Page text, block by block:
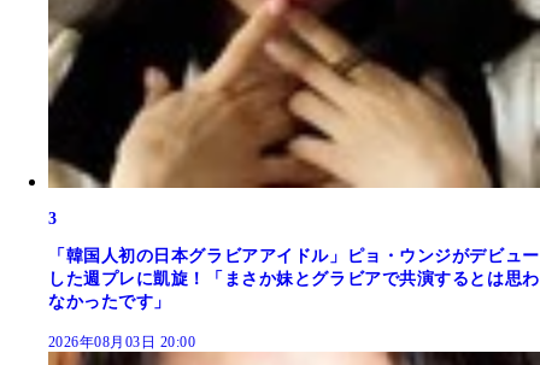
3
「韓国人初の日本グラビアアイドル」ピョ・ウンジがデビュー
した週プレに凱旋！「まさか妹とグラビアで共演するとは思わ
なかったです」
2026年08月03日 20:00